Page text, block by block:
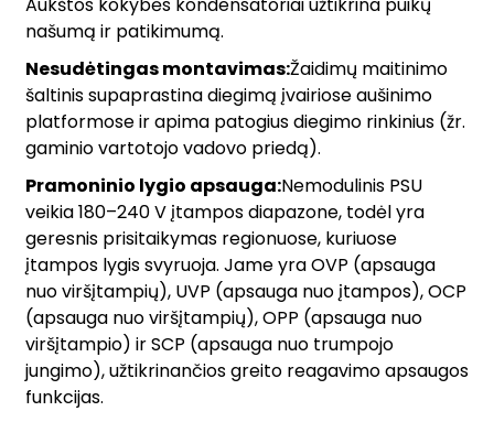
našumą ir patikimumą.
Nesudėtingas montavimas:Žaidimų maitinimo
šaltinis supaprastina diegimą įvairiose aušinimo
platformose ir apima patogius diegimo rinkinius (žr.
gaminio vartotojo vadovo priedą).
Pramoninio lygio apsauga:Nemodulinis PSU
veikia 180–240 V įtampos diapazone, todėl yra
geresnis prisitaikymas regionuose, kuriuose
įtampos lygis svyruoja. Jame yra OVP (apsauga
nuo viršįtampių), UVP (apsauga nuo įtampos), OCP
(apsauga nuo viršįtampių), OPP (apsauga nuo
viršįtampio) ir SCP (apsauga nuo trumpojo
jungimo), užtikrinančios greito reagavimo apsaugos
funkcijas.